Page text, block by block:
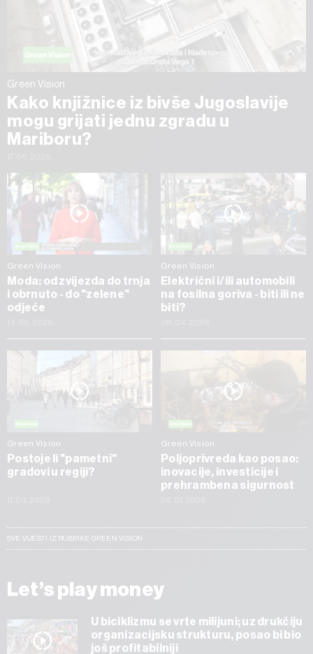
Green Vision
Kako knjižnice iz bivše Jugoslavije
mogu grijati jednu zgradu u
Mariboru?
Green Vision
Moda: od zvijezda do trnja
i obrnuto - do "zelene"
odjeće
Green Vision
Električni i/ili automobili
na fosilna goriva - biti ili ne
biti?
Green Vision
Postoje li "pametni"
gradovi u regiji?
Green Vision
Poljoprivreda kao posao:
inovacije, investicije i
prehrambena sigurnost
SVE VIJESTI IZ RUBRIKE GREEN VISION
Let’s play money
U biciklizmu se vrte milijuni; uz drukčiju
organizacijsku strukturu, posao bi bio
još profitabilniji